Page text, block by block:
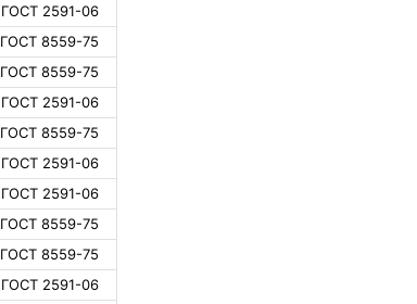
ГОСТ 2591-06
ГОСТ 8559-75
ГОСТ 8559-75
ГОСТ 2591-06
ГОСТ 8559-75
ГОСТ 2591-06
ГОСТ 2591-06
ГОСТ 8559-75
ГОСТ 8559-75
ГОСТ 2591-06